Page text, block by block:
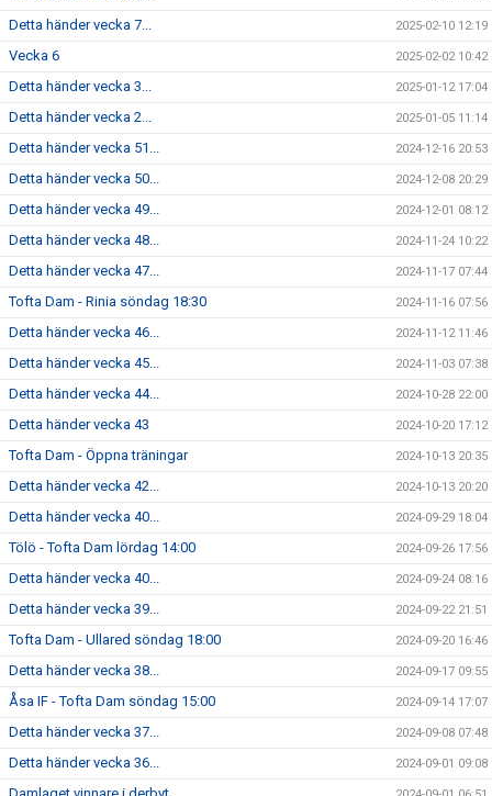
Detta händer vecka 7... 2025-02-10 12:19
Vecka 6 2025-02-02 10:42
Detta händer vecka 3... 2025-01-12 17:04
Detta händer vecka 2... 2025-01-05 11:14
Detta händer vecka 51... 2024-12-16 20:53
Detta händer vecka 50... 2024-12-08 20:29
Detta händer vecka 49... 2024-12-01 08:12
Detta händer vecka 48... 2024-11-24 10:22
Detta händer vecka 47... 2024-11-17 07:44
Tofta Dam - Rinia söndag 18:30 2024-11-16 07:56
Detta händer vecka 46... 2024-11-12 11:46
Detta händer vecka 45... 2024-11-03 07:38
Detta händer vecka 44... 2024-10-28 22:00
Detta händer vecka 43 2024-10-20 17:12
Tofta Dam - Öppna träningar 2024-10-13 20:35
Detta händer vecka 42... 2024-10-13 20:20
Detta händer vecka 40... 2024-09-29 18:04
Tölö - Tofta Dam lördag 14:00 2024-09-26 17:56
Detta händer vecka 40... 2024-09-24 08:16
Detta händer vecka 39... 2024-09-22 21:51
Tofta Dam - Ullared söndag 18:00 2024-09-20 16:46
Detta händer vecka 38... 2024-09-17 09:55
Åsa IF - Tofta Dam söndag 15:00 2024-09-14 17:07
Detta händer vecka 37... 2024-09-08 07:48
Detta händer vecka 36... 2024-09-01 09:08